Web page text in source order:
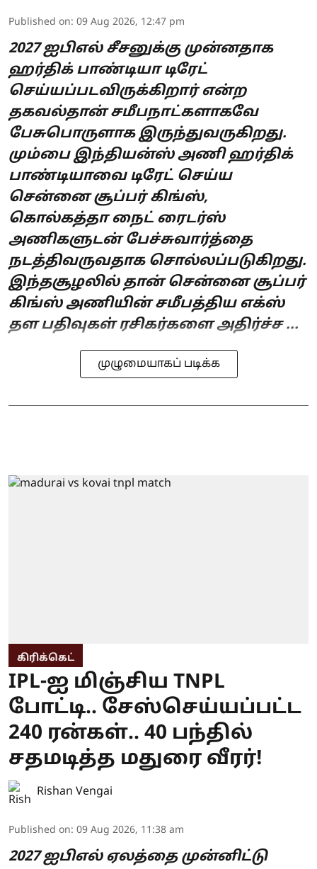
Published on: 09 Aug 2026, 12:47 pm
2027 ஐபிஎல் சீசனுக்கு முன்னதாக
ஹர்திக் பாண்டியா டிரேட்
செய்யப்படவிருக்கிறார் என்ற
தகவல்தான் சமீபநாட்களாகவே
பேசுபொருளாக இருந்துவருகிறது.
மும்பை இந்தியன்ஸ் அணி ஹர்திக்
பாண்டியாவை டிரேட் செய்ய
சென்னை சூப்பர் கிங்ஸ்,
கொல்கத்தா நைட் ரைடர்ஸ்
அணிகளுடன் பேச்சுவார்த்தை
நடத்திவருவதாக சொல்லப்படுகிறது.
இந்தசூழலில் தான் சென்னை சூப்பர்
கிங்ஸ் அணியின் சமீபத்திய எக்ஸ்
தள பதிவுகள் ரசிகர்களை அதிர்ச்ச ...
முழுமையாகப் படிக்க
கிரிக்கெட்
IPL-ஐ மிஞ்சிய TNPL
போட்டி.. சேஸ்செய்யப்பட்ட
240 ரன்கள்.. 40 பந்தில்
சதமடித்த மதுரை வீரர்!
Rishan Vengai
Published on: 09 Aug 2026, 11:38 am
2027 ஐபிஎல் ஏலத்தை முன்னிட்டு